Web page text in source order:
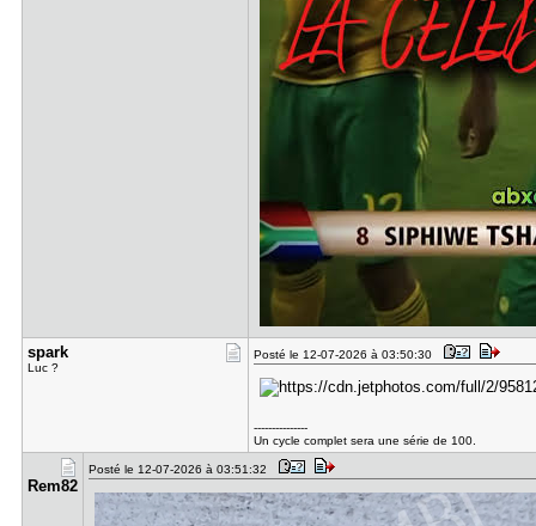
spark
Luc ?
Posté le 12-07-2026 à 03:50:30
---------------
Un cycle complet sera une série de 100.
Rem82
Posté le 12-07-2026 à 03:51:32